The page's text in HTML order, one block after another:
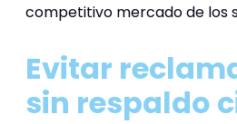
competitivo mercado de los
Evitar
sin respaldo